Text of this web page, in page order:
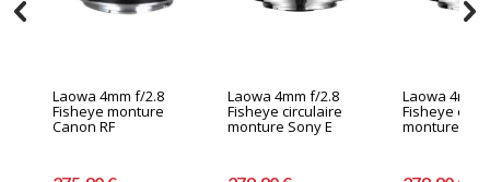
Laowa 4mm f/2.8
Fisheye monture
Canon RF
Laowa 4mm f/2.8
Fisheye circulaire
monture Sony E
Laowa 4mm
Fisheye
monture